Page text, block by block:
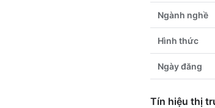
Ngành nghề
Hình thức
Ngày đăng
Tín hiệu thị